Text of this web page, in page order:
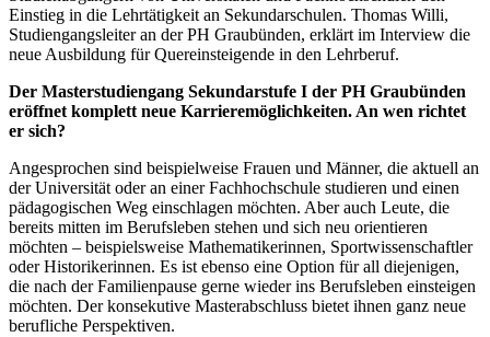
Einstieg in die Lehrtätigkeit an Sekundarschulen. Thomas Willi,
Studiengangsleiter an der PH Graubünden, erklärt im Interview die
neue Ausbildung für Quereinsteigende in den Lehrberuf.
Der Masterstudiengang Sekundarstufe I der PH Graubünden
eröffnet komplett neue Karrieremöglichkeiten. An wen richtet
er sich?
Angesprochen sind beispielweise Frauen und Männer, die aktuell an
der Universität oder an einer Fachhochschule studieren und einen
pädagogischen Weg einschlagen möchten. Aber auch Leute, die
bereits mitten im Berufsleben stehen und sich neu orientieren
möchten – beispielsweise Mathematikerinnen, Sportwissenschaftler
oder Historikerinnen. Es ist ebenso eine Option für all diejenigen,
die nach der Familienpause gerne wieder ins Berufsleben einsteigen
möchten. Der konsekutive Masterabschluss bietet ihnen ganz neue
berufliche Perspektiven.